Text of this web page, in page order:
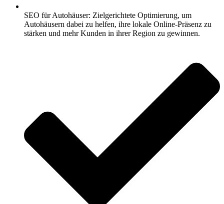
SEO für Autohäuser: Zielgerichtete Optimierung, um
Autohäusern dabei zu helfen, ihre lokale Online-Präsenz zu
stärken und mehr Kunden in ihrer Region zu gewinnen.